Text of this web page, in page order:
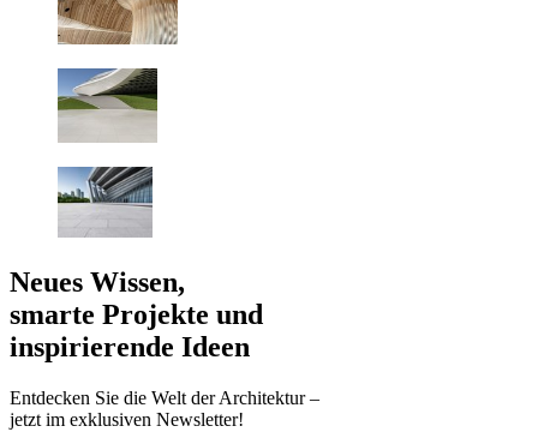
Neues Wissen,
smarte Projekte und
inspirierende Ideen
Entdecken Sie die Welt der Architektur –
jetzt im exklusiven Newsletter!